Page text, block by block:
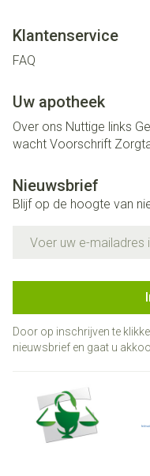
Klantenservice
FAQ
Uw apotheek
Over ons Nuttige links
wacht Voorschrift
Nieuwsbrief
Blijf op de hoogte van
Door op inschrijven te
nieuwsbrief en gaat u